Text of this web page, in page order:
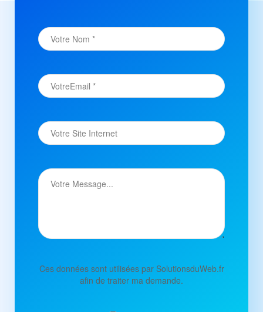
Ces données sont utilisées par SolutionsduWeb.fr
afin de traiter ma demande.